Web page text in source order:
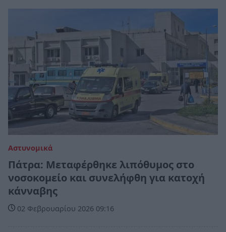
Αστυνομικά
Πάτρα: Μεταφέρθηκε λιπόθυμος στο
νοσοκομείο και συνελήφθη για κατοχή
κάνναβης
02 Φεβρουαρίου 2026 09:16